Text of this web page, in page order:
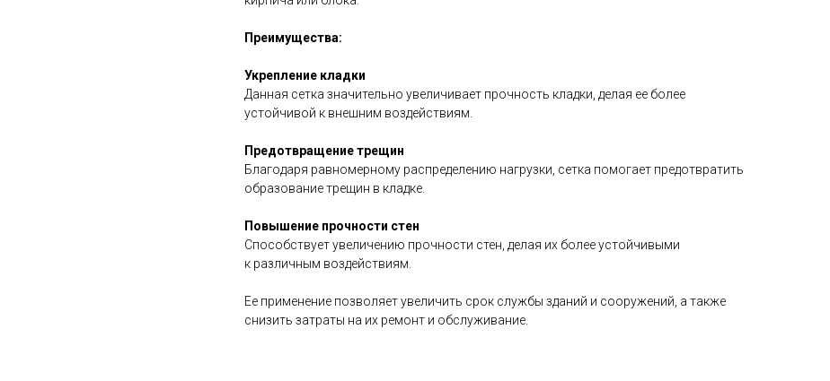
Преимущества:
Укрепление кладки
Данная сетка значительно увеличивает прочность кладки, делая ее более
устойчивой к внешним воздействиям.
Предотвращение трещин
Благодаря равномерному распределению нагрузки, сетка помогает предотвратить
образование трещин в кладке.
Повышение прочности стен
Способствует увеличению прочности стен, делая их более устойчивыми
к различным воздействиям.
Ее применение позволяет увеличить срок службы зданий и сооружений, а также
снизить затраты на их ремонт и обслуживание.